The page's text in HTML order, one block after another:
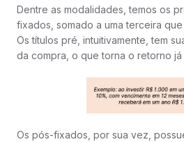
Dentre as modalidades, temos os
fixados, somado a uma terceira
Os títulos pré, intuitivamente, tem
da compra, o que torna o retorno
Os pós-fixados, por sua vez,